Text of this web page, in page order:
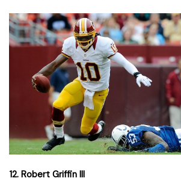
12. Robert Griffin III